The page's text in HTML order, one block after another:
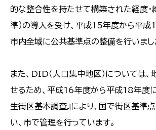
的な整合性を持たせて構築された経度・
準）の導入を受け、平成15年度から平成
市内全域に公共基準点の整備を行いまし
また、DID（人口集中地区）については
せるため、平成16年度から平成18年度
生街区基本調査』により、国で街区基準
い、市で管理を行っています。